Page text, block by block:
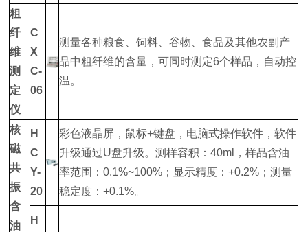
粗
纤
维
测
定
仪
C
X
C-
06
测量各种粮食、饲料、谷物、食品及其他农副产
品中粗纤维的含量，可同时测定6个样品，自动控
温。
核
磁
共
振
含
油
H
C
Y-
20
彩色液晶屏，鼠标+键盘，电脑式操作软件，软件
升级通过U盘升级。测样容积：40ml，样品含油
率范围：0.1%~100%；显示精度：+0.2%；测量
稳定度：+0.1%。
H